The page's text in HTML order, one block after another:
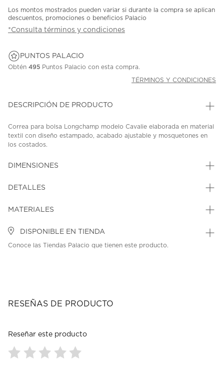
Los montos mostrados pueden variar si durante la compra se aplican
descuentos, promociones o beneficios Palacio
*Consulta términos y condiciones
PUNTOS PALACIO
Obtén 495 Puntos Palacio con esta compra.
TÉRMINOS Y CONDICIONES
DESCRIPCIÓN DE PRODUCTO
Correa para bolsa Longchamp modelo Cavalie elaborada en material
textil con diseño estampado, acabado ajustable y mosquetones en
los costados.
DIMENSIONES
DETALLES
MATERIALES
DISPONIBLE EN TIENDA
Conoce las Tiendas Palacio que tienen este producto.
RESEÑAS DE PRODUCTO
Reseñar este producto